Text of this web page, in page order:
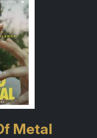
Metal